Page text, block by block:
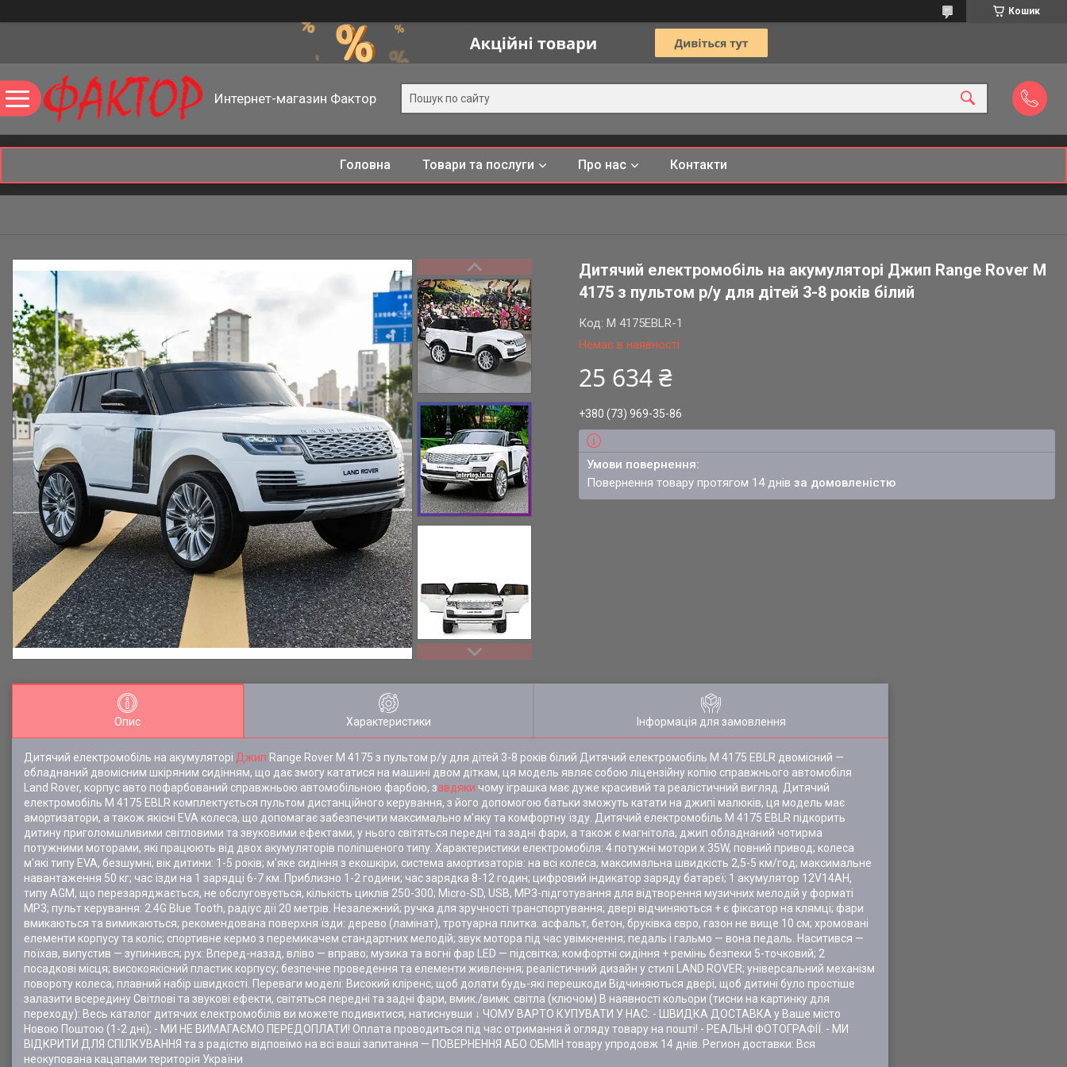
Кошик
Интернет-магазин Фактор
Головна Товари та послуги Про нас Контакти
Дитячий електромобіль на акумуляторі Джип Range Rover M
4175 з пультом р/у для дітей 3-8 років білий
Немає в наявності
Код:M 4175EBLR-1
25 634 ₴
+380 (73) 969-35-86
повернення товару протягом 14 днівза домовленістю
Опис Характеристики Інформація для замовлення
Дитячий електромобіль на акумуляторі Джип Range Rover M 4175 з пультом р/у для дітей 3-8 років білий Дитячий електромобіль M 4175 EBLR двомісний —
обладнаний двомісним шкіряним сидінням, що дає змогу кататися на машині двом діткам, ця модель являє собою ліцензійну копію справжнього автомобіля
Land Rover, корпус авто пофарбований справжньою автомобільною фарбою, завдяки чому іграшка має дуже красивий та реалістичний вигляд. Дитячий
електромобіль M 4175 EBLR комплектується пультом дистанційного керування, з його допомогою батьки зможуть катати на джипі малюків, ця модель має
амортизатори, а також якісні EVA колеса, що допомагає забезпечити максимально м'яку та комфортну їзду. Дитячий електромобіль M 4175 EBLR підкорить
дитину приголомшливими світловими та звуковими ефектами, у нього світяться передні та задні фари, а також є магнітола, джип обладнаний чотирма
потужними моторами, які працюють від двох акумуляторів поліпшеного типу. Характеристики електромобіля: 4 потужні мотори x 35W, повний привод; колеса
м'які типу EVA, безшумні; вік дитини: 1-5 років; м'яке сидіння з екошкіри; система амортизаторів: на всі колеса; максимальна швидкість 2,5-5 км/год; максимальне
навантаження 50 кг; час їзди на 1 зарядці 6-7 км. Приблизно 1-2 години; час зарядка 8-12 годин; цифровий індикатор заряду батареї; 1 акумулятор 12V14AH,
типу AGM, що перезаряджається, не обслуговується, кількість циклів 250-300; Micro-SD, USB, MP3-підготування для відтворення музичних мелодій у форматі
MP3; пульт керування: 2.4G Blue Tooth, радіус дії 20 метрів. Незалежний; ручка для зручності транспортування; двері відчиняються + є фіксатор на клямці; фари
вмикаються та вимикаються; рекомендована поверхня їзди: дерево (ламінат), тротуарна плитка. асфальт, бетон, бруківка євро, газон не вище 10 см; хромовані
елементи корпусу та коліс; спортивне кермо з перемикачем стандартних мелодій; звук мотора під час увімкнення; педаль і гальмо — вона педаль. Наситився —
поїхав, випустив — зупинився; рух: Вперед-назад, вліво — вправо; музика та вогні фар LED — підсвітка; комфортні сидіння + ремінь безпеки 5-точковий; 2
посадкові місця; високоякісний пластик корпусу; безпечне проведення та елементи живлення; реалістичний дизайн у стилі LAND ROVER; універсальний механізм
повороту колеса; плавний набір швидкості. Переваги моделі: Високий кліренс, щоб долати будь-які перешкоди Відчиняються двері, щоб дитині було простіше
залазити всередину Світлові та звукові ефекти, світяться передні та задні фари, вмик./вимк. світла (ключом) В наявності кольори (тисни на картинку для
переходу): Весь каталог дитячих електромобілів ви можете подивитися, натиснувши ↓ ЧОМУ ВАРТО КУПУВАТИ У НАС: - ШВИДКА ДОСТАВКА у Ваше місто
Новою Поштою (1-2 дні); - МИ НЕ ВИМАГАЄМО ПЕРЕДОПЛАТИ! Оплата проводиться під час отримання й огляду товару на пошті! - РЕАЛЬНІ ФОТОГРАФІЇ. - МИ
ВІДКРИТИ ДЛЯ СПІЛКУВАННЯ та з радістю відповімо на всі ваші запитання — ПОВЕРНЕННЯ АБО ОБМІН товару упродовж 14 днів. Регион доставки: Вся
неокупована кацапами територія України